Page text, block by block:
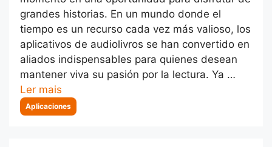
grandes historias. En un mundo donde el
tiempo es un recurso cada vez más valioso, los
aplicativos de audiolivros se han convertido en
aliados indispensables para quienes desean
mantener viva su pasión por la lectura. Ya …
Ler mais
Categorias
Aplicaciones